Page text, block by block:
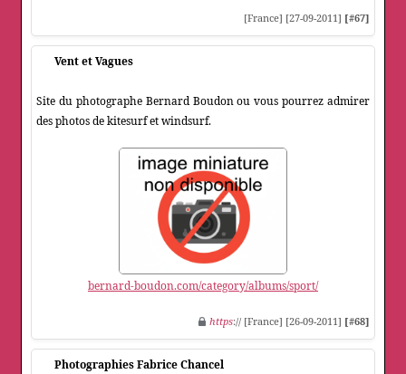
[France] [27-09-2011] [#67]
Vent et Vagues
Site du photographe Bernard Boudon ou vous pourrez admirer
des photos de kitesurf et windsurf.
bernard-boudon.com/category/albums/sport/
https:// [France] [26-09-2011] [#68]
Photographies Fabrice Chancel